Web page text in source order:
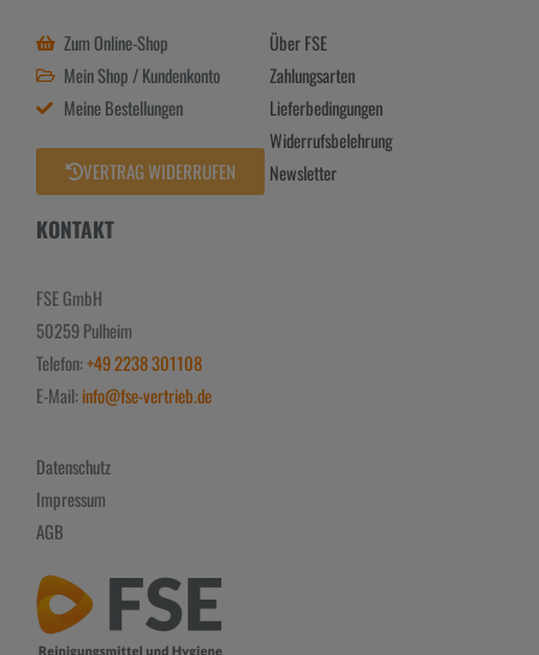
Zum Online-Shop
Mein Shop / Kundenkonto
Meine Bestellungen
VERTRAG WIDERRUFEN
Über FSE
Zahlungsarten
Lieferbedingungen
Widerrufsbelehrung
Newsletter
KONTAKT
FSE GmbH
50259 Pulheim
Telefon:+49 2238 301108
E-Mail:info@fse-vertrieb.de
Datenschutz
Impressum
AGB